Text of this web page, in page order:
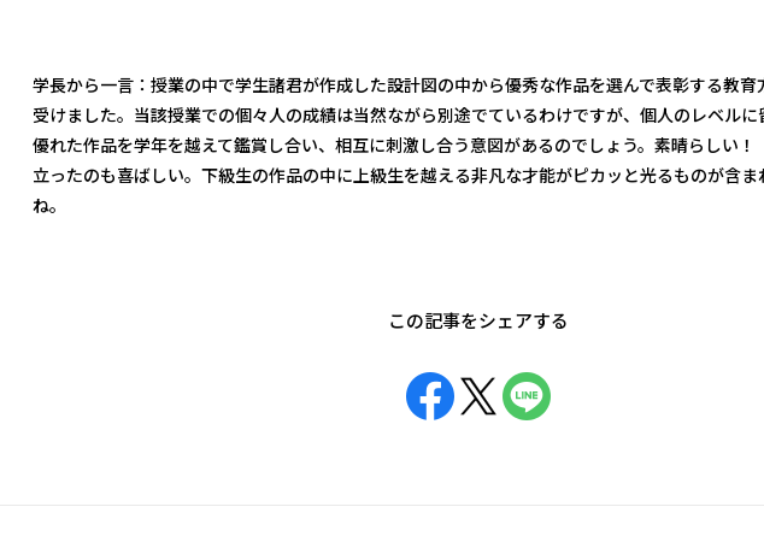
学長から一言：授業の中で学生諸君が作成した設計図の中から優秀な作品を選んで表彰する教育
受けました。当該授業での個々人の成績は当然ながら別途でているわけですが、個人のレベルに
優れた作品を学年を越えて鑑賞し合い、相互に刺激し合う意図があるのでしょう。素晴らしい
立ったのも喜ばしい。下級生の作品の中に上級生を越える非凡な才能がピカッと光るものが含
ね。
この記事をシェアする